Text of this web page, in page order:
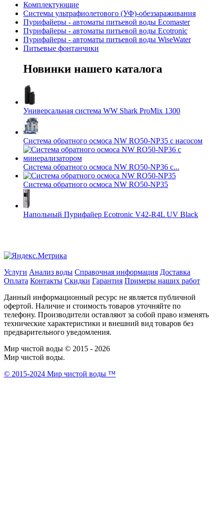
Комплектующие
Системы ультрафиолетового (УФ)-обеззараживания
Пурифайеры - автоматы питьевой воды Ecomaster
Пурифайеры - автоматы питьевой воды Ecotronic
Пурифайеры - автоматы питьевой воды WiseWater
Питьевые фонтанчики
Новинки нашего каталога
Универсальная система WW Shark ProMix 1300
Система обратного осмоса NW RO50-NP35 с насосом
Система обратного осмоса NW RO50-NP36 с...
Система обратного осмоса NW RO50-NP35
Напольный Пурифайер Ecotronic V42-R4L UV Black
Услуги Анализ воды Справочная информация Доставка
Оплата Контакты Скидки Гарантия Примеры наших работ
Данный информационный ресурс не является публичной
офертой. Наличие и стоимость товаров уточняйте по
телефону. Производители оставляют за собой право изменять
технические характеристики и внешний вид товаров без
предварительного уведомления.
Мир чистой воды © 2015 - 2026
Мир чистой воды.
© 2015-2024 Мир чистой воды ™